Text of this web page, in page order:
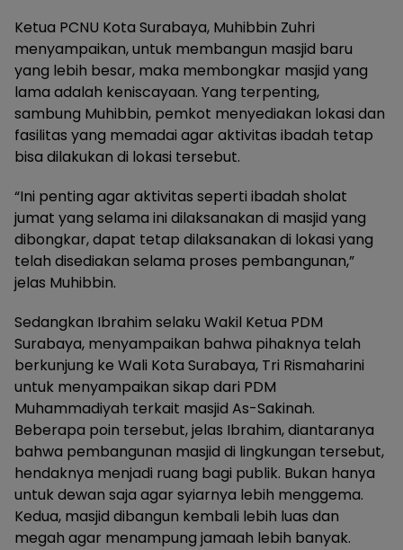
Ketua PCNU Kota Surabaya, Muhibbin Zuhri
menyampaikan, untuk membangun masjid baru
yang lebih besar, maka membongkar masjid yang
lama adalah keniscayaan. Yang terpenting,
sambung Muhibbin, pemkot menyediakan lokasi dan
fasilitas yang memadai agar aktivitas ibadah tetap
bisa dilakukan di lokasi tersebut.
“Ini penting agar aktivitas seperti ibadah sholat
jumat yang selama ini dilaksanakan di masjid yang
dibongkar, dapat tetap dilaksanakan di lokasi yang
telah disediakan selama proses pembangunan,”
jelas Muhibbin.
Sedangkan Ibrahim selaku Wakil Ketua PDM
Surabaya, menyampaikan bahwa pihaknya telah
berkunjung ke Wali Kota Surabaya, Tri Rismaharini
untuk menyampaikan sikap dari PDM
Muhammadiyah terkait masjid As-Sakinah.
Beberapa poin tersebut, jelas Ibrahim, diantaranya
bahwa pembangunan masjid di lingkungan tersebut,
hendaknya menjadi ruang bagi publik. Bukan hanya
untuk dewan saja agar syiarnya lebih menggema.
Kedua, masjid dibangun kembali lebih luas dan
megah agar menampung jamaah lebih banyak.